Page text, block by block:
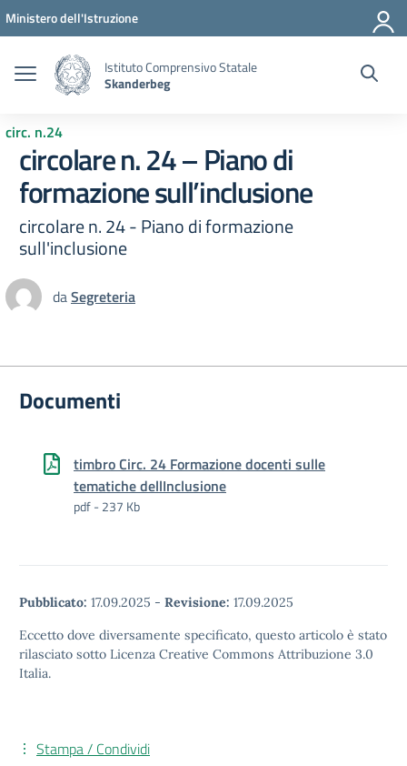
Vai ai contenuti
Vai al menu di navigazione
Vai al footer
Ministero dell'Istruzione
Istituto Comprensivo Statale
Skanderbeg
circ. n.24
circolare n. 24 – Piano di
formazione sull’inclusione
circolare n. 24 - Piano di formazione
sull'inclusione
daSegreteria
Documenti
timbro Circ. 24 Formazione docenti sulle
tematiche dellInclusione
pdf - 237 Kb
Pubblicato: 17.09.2025 - Revisione: 17.09.2025
Eccetto dove diversamente specificato, questo articolo è stato
rilasciato sotto Licenza Creative Commons Attribuzione 3.0
Italia.
Stampa / Condividi